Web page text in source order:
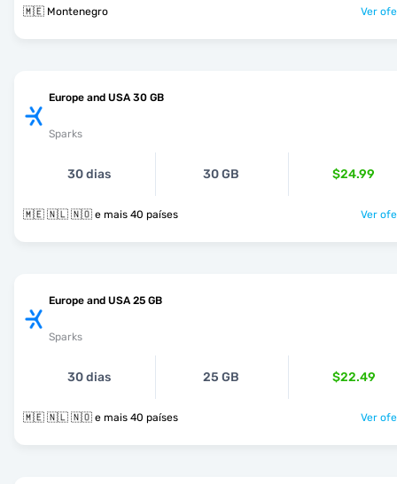
🇲🇪 Montenegro Ver
Europe and USA 30 GB
Sparks
30 dias 30 GB $24.99
🇲🇪 🇳🇱 🇳🇴 e mais 40 países Ver
Europe and USA 25 GB
Sparks
30 dias 25 GB $22.49
🇲🇪 🇳🇱 🇳🇴 e mais 40 países Ver